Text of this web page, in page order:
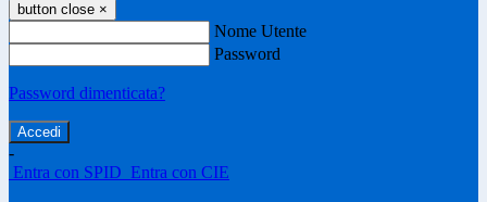
button close ×
Nome Utente
Password
Password dimenticata?
-
Entra con SPID Entra con CIE